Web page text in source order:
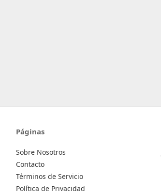
Páginas
Sobre Nosotros
Contacto
Términos de Servicio
Política de Privacidad